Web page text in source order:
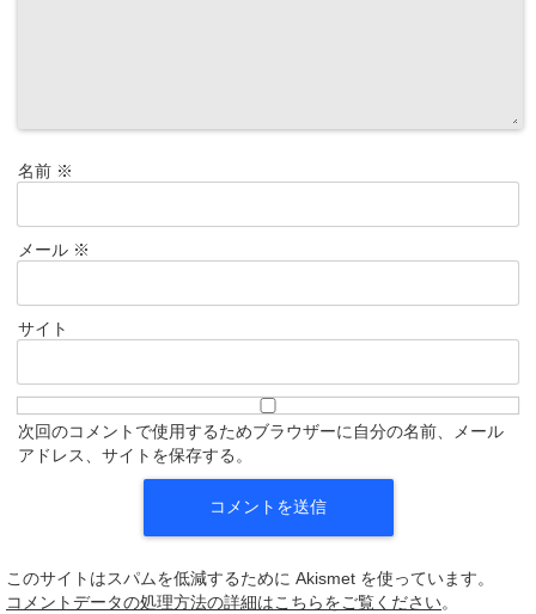
名前 ※
メール ※
サイト
次回のコメントで使用するためブラウザーに自分の名前、メール
アドレス、サイトを保存する。
このサイトはスパムを低減するために Akismet を使っています。
コメントデータの処理方法の詳細はこちらをご覧ください。